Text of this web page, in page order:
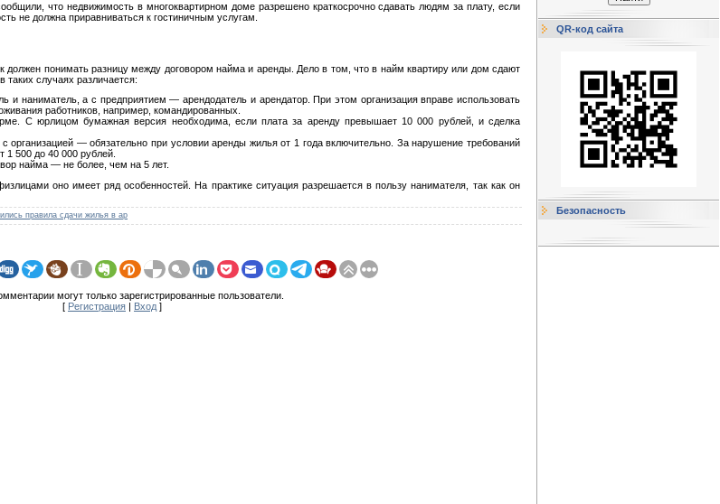
что недвижимость в многоквартирном доме разрешено краткосрочно сдавать людям за плату, если
не должна приравниваться к гостиничным услугам.
должен понимать разницу между договором найма и аренды. Дело в том, что в найм квартиру или дом сдают
случаях различается:
и наниматель, а с предприятием — арендодатель и арендатор. При этом организация вправе использовать
работников, например, командированных.
С юрлицом бумажная версия необходима, если плата за аренду превышает 10 000 рублей, и сделка
организацией — обязательно при условии аренды жилья от 1 года включительно. За нарушение требований
1 500 до 40 000 рублей.
найма — не более, чем на 5 лет.
оно имеет ряд особенностей. На практике ситуация разрешается в пользу нанимателя, так как он
правила сдачи жилья в ар
могут только зарегистрированные пользователи.
[ Регистрация | Вход ]
QR-код сайта
Безопасность